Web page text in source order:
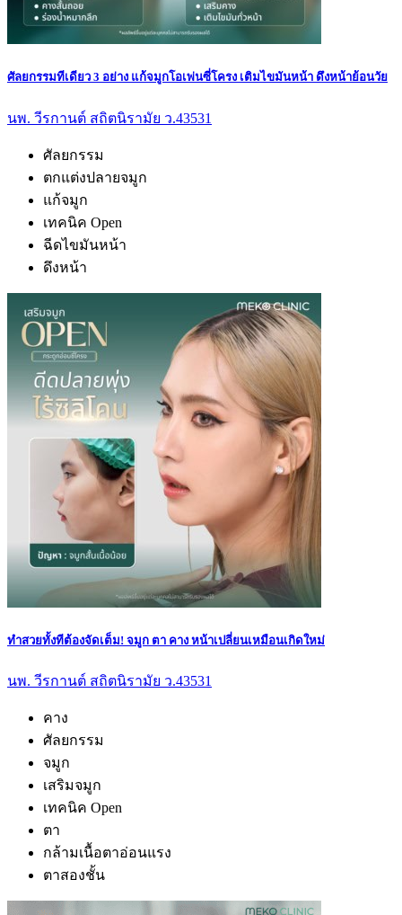
ศัลยกรรมทีเดียว 3 อย่าง แก้จมูกโอเพ่นซี่โครง เติมไขมันหน้า ดึงหน้าย้อนวัย
นพ. วีรกานต์ สถิตนิรามัย ว.43531
ศัลยกรรม
ตกแต่งปลายจมูก
แก้จมูก
เทคนิค Open
ฉีดไขมันหน้า
ดึงหน้า
ทำสวยทั้งทีต้องจัดเต็ม! จมูก ตา คาง หน้าเปลี่ยนเหมือนเกิดใหม่
นพ. วีรกานต์ สถิตนิรามัย ว.43531
คาง
ศัลยกรรม
จมูก
เสริมจมูก
เทคนิค Open
ตา
กล้ามเนื้อตาอ่อนแรง
ตาสองชั้น